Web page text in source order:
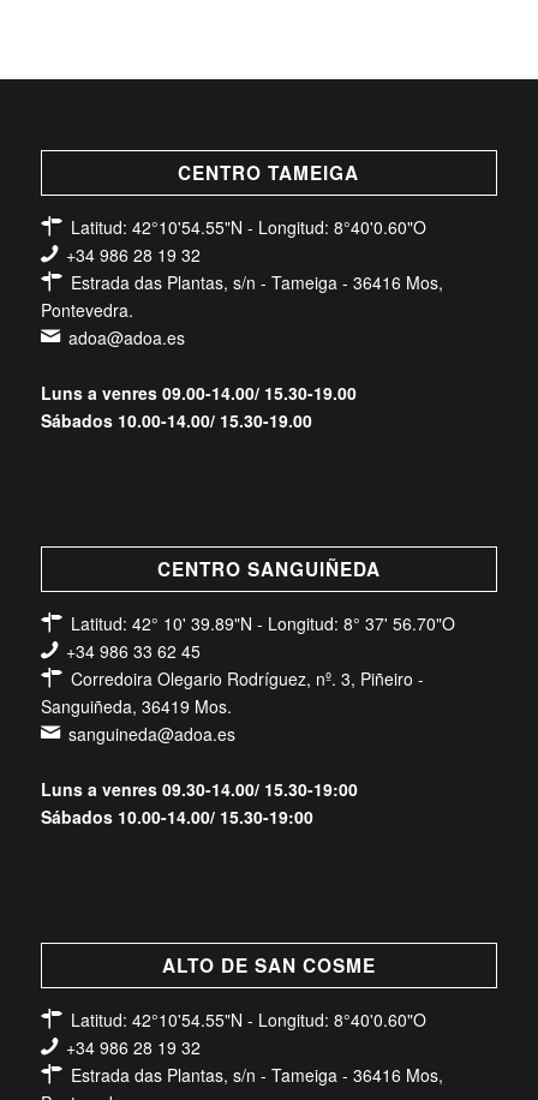
CENTRO TAMEIGA
Latitud: 42°10'54.55"N - Longitud: 8°40'0.60"O
+34 986 28 19 32
Estrada das Plantas, s/n - Tameiga - 36416 Mos,
Pontevedra.
adoa@adoa.es
Luns a venres 09.00-14.00/ 15.30-19.00
Sábados 10.00-14.00/ 15.30-19.00
CENTRO SANGUIÑEDA
Latitud: 42° 10' 39.89"N - Longitud: 8° 37' 56.70"O
+34 986 33 62 45
Corredoira Olegario Rodríguez, nº. 3, Piñeiro -
Sanguiñeda, 36419 Mos.
sanguineda@adoa.es
Luns a venres 09.30-14.00/ 15.30-19:00
Sábados 10.00-14.00/ 15.30-19:00
ALTO DE SAN COSME
Latitud: 42°10'54.55"N - Longitud: 8°40'0.60"O
+34 986 28 19 32
Estrada das Plantas, s/n - Tameiga - 36416 Mos,